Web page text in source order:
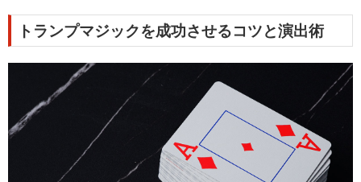
トランプマジックを成功させるコツと演出術